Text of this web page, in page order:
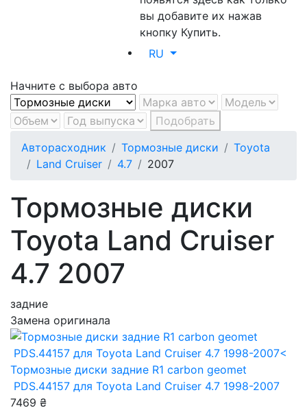
вы добавите их нажав
кнопку Купить.
RU
Начните с выбора авто
Подобрать
Авторасходник
Тормозные диски
Toyota
Land Cruiser
4.7 2007
Тормозные диски
Toyota Land Cruiser
4.7 2007
задние
Замена оригинала
Тормозные диски задние R1 carbon geomet
PDS.44157 для Toyota Land Cruiser 4.7 1998-2007
7469 ₴